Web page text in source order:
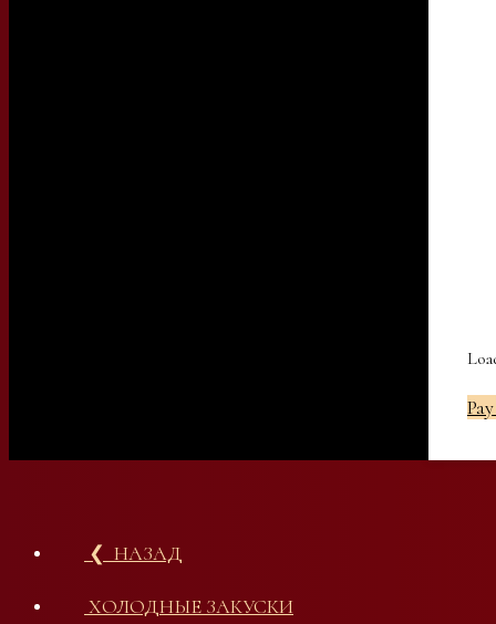
❮ НАЗАД
ХОЛОДНЫЕ ЗАКУСКИ